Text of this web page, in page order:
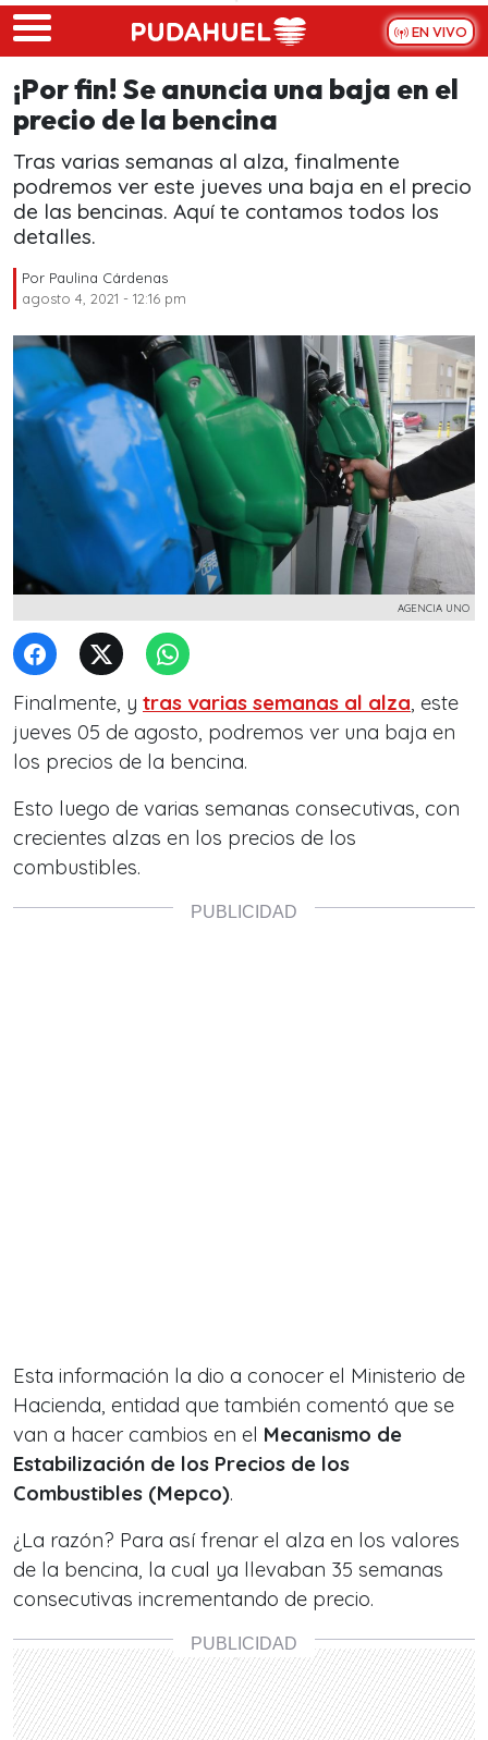
Skip to main content
EN VIVO
¡Por fin! Se anuncia una baja en el
precio de la bencina
Tras varias semanas al alza, finalmente
podremos ver este jueves una baja en el precio
de las bencinas. Aquí te contamos todos los
detalles.
Por Paulina Cárdenas
agosto 4, 2021 - 12:16 pm
AGENCIA UNO
Finalmente, y tras varias semanas al alza, este
jueves 05 de agosto, podremos ver una baja en
los precios de la bencina.
Esto luego de varias semanas consecutivas, con
crecientes alzas en los precios de los
combustibles.
Esta información la dio a conocer el Ministerio de
Hacienda, entidad que también comentó que se
van a hacer cambios en el Mecanismo de
Estabilización de los Precios de los
Combustibles (Mepco).
¿La razón? Para así frenar el alza en los valores
de la bencina, la cual ya llevaban 35 semanas
consecutivas incrementando de precio.